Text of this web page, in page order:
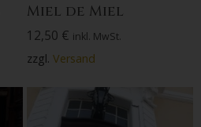
Miel de Miel
12,50 € inkl. MwSt.
zzgl. Versand